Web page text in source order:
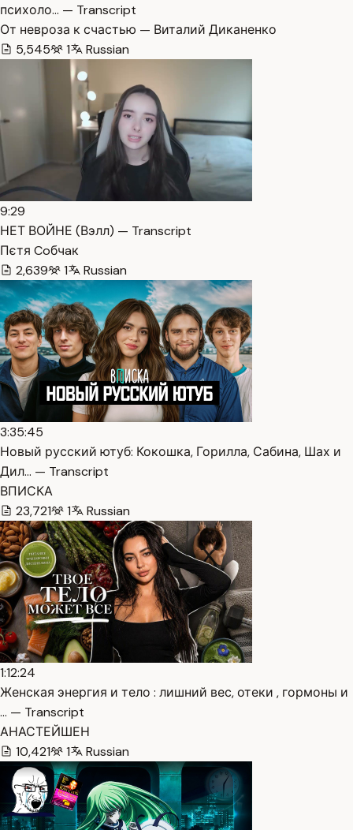
психоло… — Transcript
От невроза к счастью — Виталий Диканенко
5,545
1 Russian
9:29
НЕТ ВОЙНЕ (Вэлл) — Transcript
Пєтя Coбчaк
2,639
1 Russian
3:35:45
Новый русский ютуб: Кокошка, Горилла, Сабина, Шах и
Дил… — Transcript
ВПИСКА
23,721
1 Russian
1:12:24
Женская энергия и тело : лишний вес, отеки , гормоны и
… — Transcript
АНАСТЕЙШЕН
10,421
1 Russian